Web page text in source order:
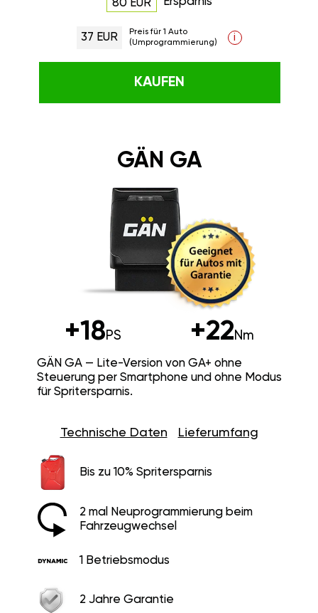
80 EUR
37 EUR
Preis für 1 Auto
(Umprogrammierung)
i
KAUFEN
GÄN GA
+18PS +22Nm
GÄN GA — Lite-Version von GA+ ohne
Steuerung per Smartphone und ohne Modus
für Spritersparnis.
Technische Daten Lieferumfang
Bis zu 10% Spritersparnis
2 mal Neuprogrammierung beim
Fahrzeugwechsel
1 Betriebsmodus
2 Jahre Garantie